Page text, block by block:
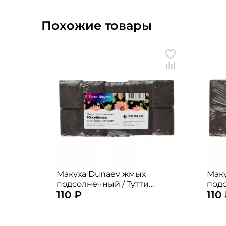
Похожие товары
Макуха Dunaev жмых
подсолнечный / Тутти
фрутти 1уп. / 300гр. (10шт. по
110 ₽
1уп.
110